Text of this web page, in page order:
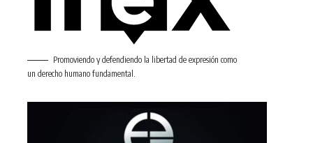
Promoviendo y defendiendo la libertad de expresión como
un derecho humano fundamental.